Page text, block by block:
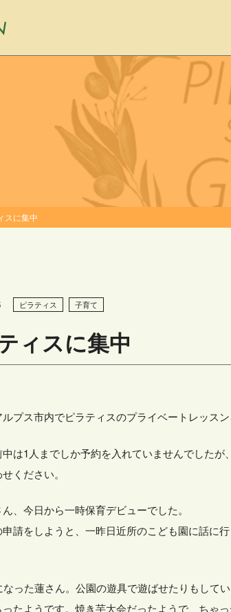
スに集中
ピラティス 子育て
ィスに集中
プス市内でピラティスのプライベートレッスン
は1人までしか予約を入れていませんでしたが
ください。
、今日から一時保育デビューでした。
請をしようと、一昨日近所のこども園に話に
なった蓮さん。公園の遊具で遊ばせたりもして
ったようです。焼き芋大会だったようで、ちゃ